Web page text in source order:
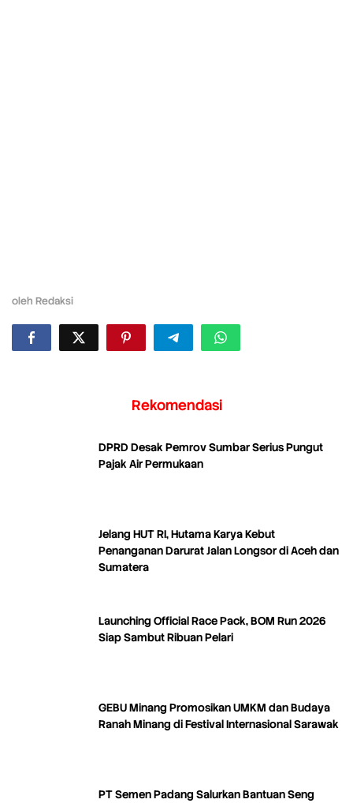
oleh Redaksi
Rekomendasi
DPRD Desak Pemrov Sumbar Serius Pungut
Pajak Air Permukaan
Jelang HUT RI, Hutama Karya Kebut
Penanganan Darurat Jalan Longsor di Aceh dan
Sumatera
Launching Official Race Pack, BOM Run 2026
Siap Sambut Ribuan Pelari
GEBU Minang Promosikan UMKM dan Budaya
Ranah Minang di Festival Internasional Sarawak
PT Semen Padang Salurkan Bantuan Seng